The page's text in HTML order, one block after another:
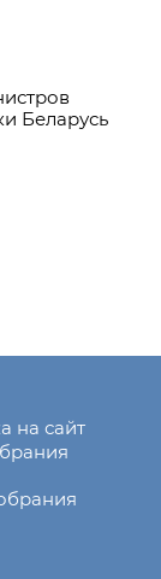
Беларусь
на сайт